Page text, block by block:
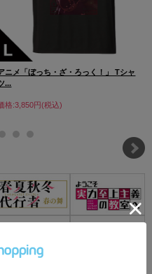
ニメ「ぼっち・ざ・ろっく！」 Tシャ
...
格:3,850円(税込)